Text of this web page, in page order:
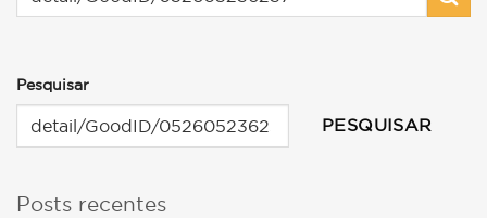
Pesquisar
PESQUISAR
Posts recentes